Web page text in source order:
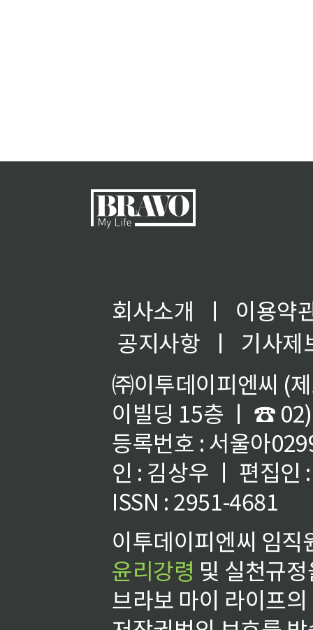
회사소개 ㅣ
이용약
공지사항
ㅣ
기사제
㈜이투데이피엔씨 (
이빌딩 15층 ㅣ ☎
등록번호 : 서울아
인 : 김상우 ㅣ 편집인
ISSN : 2951-4681
이투데이피엔씨 임
윤리강령 및 실천규
브라보 마이 라이프